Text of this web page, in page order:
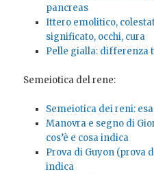
pancreas
Ittero emolitico,
significato, occhi, cura
Pelle gialla: differenza
Semeiotica del rene:
Semeiotica dei reni:
Manovra e segno di
cos’è e cosa indica
Prova di Guyon (prova
indica